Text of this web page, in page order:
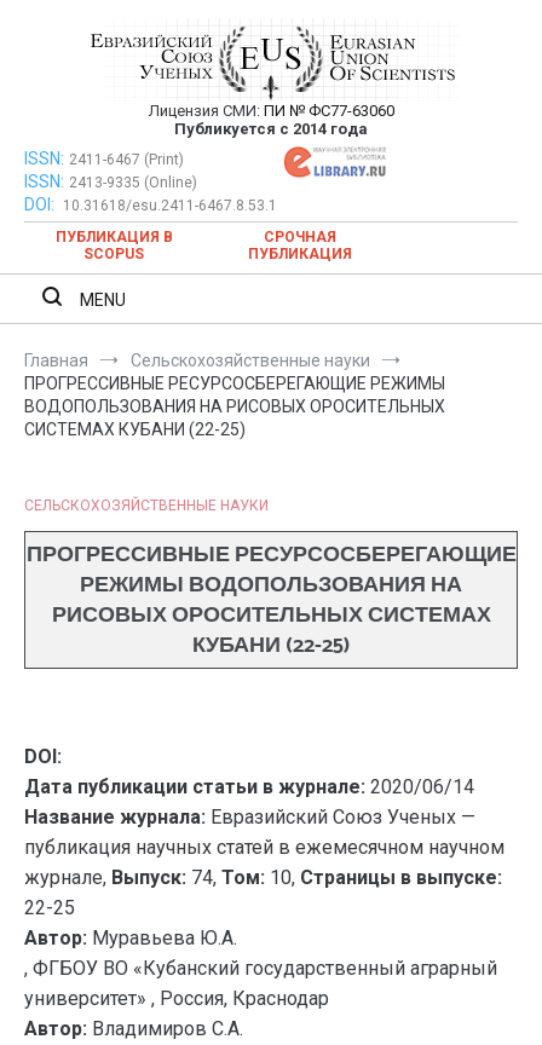
Евразийский Союз Ученых —
публикация научных статей в
ежемесячном научном журнале
Лицензия СМИ: ПИ № ФС77-63060
Публикуется с 2014 года
Евразийский Союз Ученых — публикация научных статей в
ежемесячном научном журнале
ISSN: 2411-6467 (Print)
ISSN: 2413-9335 (Online)
DOI:
10.31618/esu.2411-6467.8.53.1
ПУБЛИКАЦИЯ В
SCOPUS
СРОЧНАЯ
ПУБЛИКАЦИЯ
MENU
Главная
Сельскохозяйственные науки
ПРОГРЕССИВНЫЕ РЕСУРСОСБЕРЕГАЮЩИЕ РЕЖИМЫ
ВОДОПОЛЬЗОВАНИЯ НА РИСОВЫХ ОРОСИТЕЛЬНЫХ
СИСТЕМАХ КУБАНИ (22-25)
СЕЛЬСКОХОЗЯЙСТВЕННЫЕ НАУКИ
ПРОГРЕССИВНЫЕ РЕСУРСОСБЕРЕГАЮЩИЕ
РЕЖИМЫ ВОДОПОЛЬЗОВАНИЯ НА
РИСОВЫХ ОРОСИТЕЛЬНЫХ СИСТЕМАХ
КУБАНИ (22-25)
DOI:
Дата публикации статьи в журнале: 2020/06/14
Название журнала: Евразийский Союз Ученых —
публикация научных статей в ежемесячном научном
журнале, Выпуск: 74, Том: 10, Страницы в выпуске:
22-25
Автор: Муравьева Ю.А.
, ФГБОУ ВО «Кубанский государственный аграрный
университет» , Россия, Краснодар
Автор: Владимиров С.А.